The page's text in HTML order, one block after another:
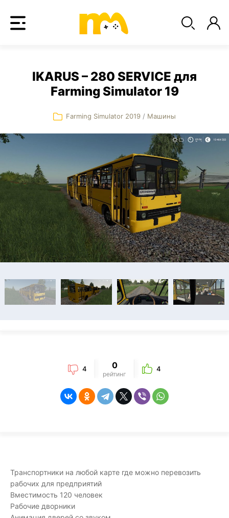
IKARUS – 280 SERVICE для
Farming Simulator 19
Farming Simulator 2019 / Машины
4 0
рейтинг
4
Транспортники на любой карте где можно перевозить
рабочих для предприятий
Вместимость 120 человек
Рабочие дворники